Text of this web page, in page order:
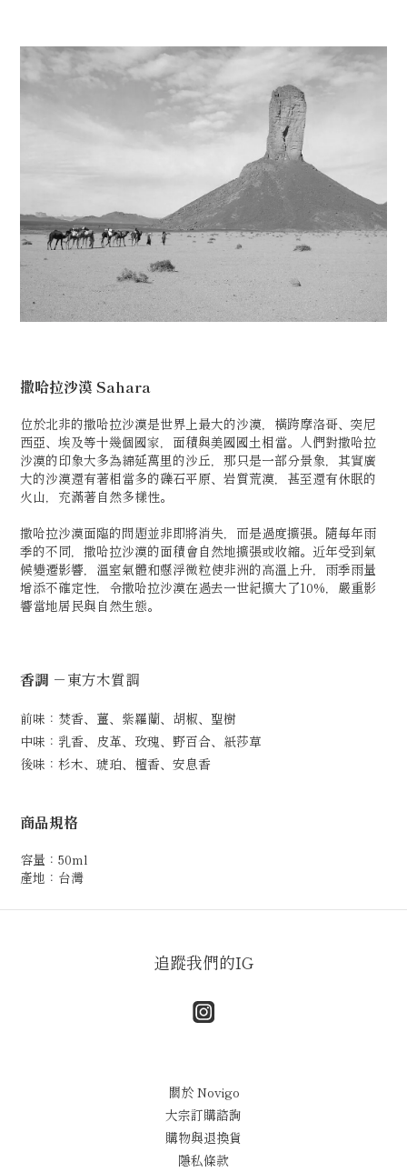
撒哈拉沙漠 Sahara
位於北非的撒哈拉沙漠是世界上最大的沙漠，橫跨摩洛哥、突尼
西亞、埃及等十幾個國家，面積與美國國土相當。人們對撒哈拉
沙漠的印象大多為綿延萬里的沙丘，那只是一部分景象，其實廣
大的沙漠還有著相當多的礫石平原、岩質荒漠，甚至還有休眠的
火山，充滿著自然多樣性。
撒哈拉沙漠面臨的問題並非即將消失，而是過度擴張。隨每年雨
季的不同，撒哈拉沙漠的面積會自然地擴張或收縮。近年受到氣
候變遷影響，溫室氣體和懸浮微粒使非洲的高溫上升，雨季雨量
增添不確定性，令撒哈拉沙漠在過去一世紀擴大了10%，嚴重影
響當地居民與自然生態。
香調 －東方木質調
前味：焚香、薑、紫羅蘭、胡椒、聖樹
中味：乳香、皮革、玫瑰、野百合、紙莎草
後味：杉木、琥珀、檀香、安息香
商品規格
容量：50ml
產地：台灣
追蹤我們的IG
關於 Novigo
大宗訂購諮詢
購物與退換貨
隱私條款